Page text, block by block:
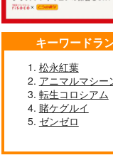
キーワードラ
松永紅葉
アニマルマシー
転生コロシアム
賭ケグルイ
ゼンゼロ